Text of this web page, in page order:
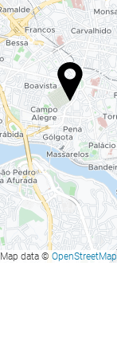
Map data © OpenStreetMap